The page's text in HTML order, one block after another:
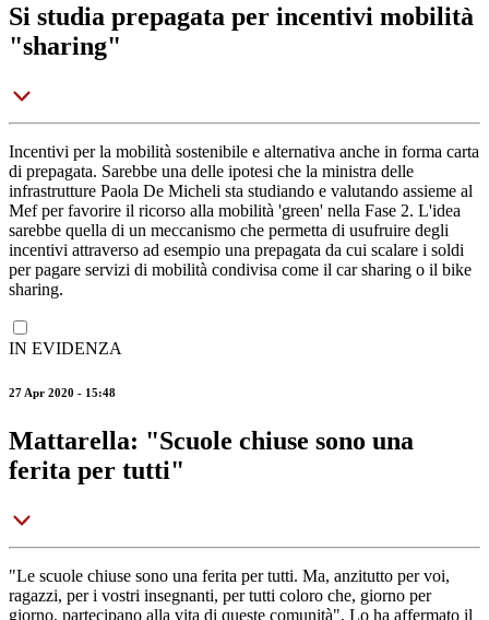
Si studia prepagata per incentivi mobilità
"sharing"
Incentivi per la mobilità sostenibile e alternativa anche in forma carta
di prepagata. Sarebbe una delle ipotesi che la ministra delle
infrastrutture Paola De Micheli sta studiando e valutando assieme al
Mef per favorire il ricorso alla mobilità 'green' nella Fase 2. L'idea
sarebbe quella di un meccanismo che permetta di usufruire degli
incentivi attraverso ad esempio una prepagata da cui scalare i soldi
per pagare servizi di mobilità condivisa come il car sharing o il bike
sharing.
IN EVIDENZA
27 Apr 2020 - 15:48
Mattarella: "Scuole chiuse sono una
ferita per tutti"
"Le scuole chiuse sono una ferita per tutti. Ma, anzitutto per voi,
ragazzi, per i vostri insegnanti, per tutti coloro che, giorno per
giorno, partecipano alla vita di queste comunità". Lo ha affermato il